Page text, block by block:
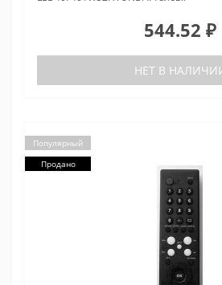
544.52 ₽
НЕТ В
Популярный
Продано